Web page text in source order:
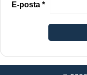
E-posta*